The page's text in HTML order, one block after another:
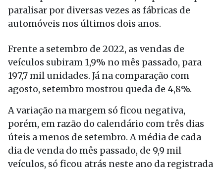
paralisar por diversas vezes as fábricas de
automóveis nos últimos dois anos.
Frente a setembro de 2022, as vendas de
veículos subiram 1,9% no mês passado, para
197,7 mil unidades. Já na comparação com
agosto, setembro mostrou queda de 4,8%.
A variação na margem só ficou negativa,
porém, em razão do calendário com três dias
úteis a menos de setembro. A média de cada
dia de venda do mês passado, de 9,9 mil
veículos, só ficou atrás neste ano da registrada